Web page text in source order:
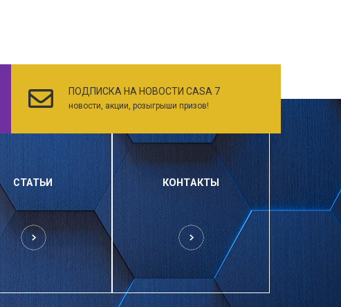
ПОДПИСКА НА НОВОСТИ CASA 7
новости, акции, розыгрыши призов!
СТАТЬИ КОНТАКТЫ